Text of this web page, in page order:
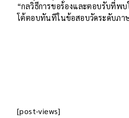
“กลวิธีการขอร้องและตอบรับที่พ
โต้ตอบทันทีในข้อสอบวัดระดับภ
[post-views]